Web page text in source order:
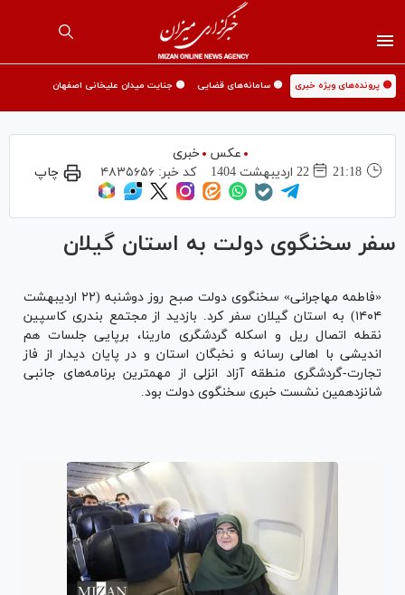
🟡 پرونده‌های ویژه خبری 🟡 سامانه‌های قضایی 🟡 جنایت میدان علیخانی اصفهان
عکس
خبری
21:18
22 ارديبهشت 1404 کد خبر: ۴۸۳۵۶۵۶ چاپ
سفر سخنگوی دولت به استان گیلان
«فاطمه مهاجرانی» سخنگوی دولت صبح روز دوشنبه (۲۲ اردیبهشت
۱۴۰۴) به استان گیلان سفر کرد. بازدید از مجتمع بندری کاسپین
نقطه اتصال ریل و اسکله گردشگری مارینا، برپایی جلسات هم
اندیشی با اهالی رسانه و نخبگان استان و در پایان دیدار از فاز
تجارت-گردشگری منطقه آزاد انزلی از مهمترین برنامه‌های جانبی
شانزدهمین نشست خبری سخنگوی دولت بود.